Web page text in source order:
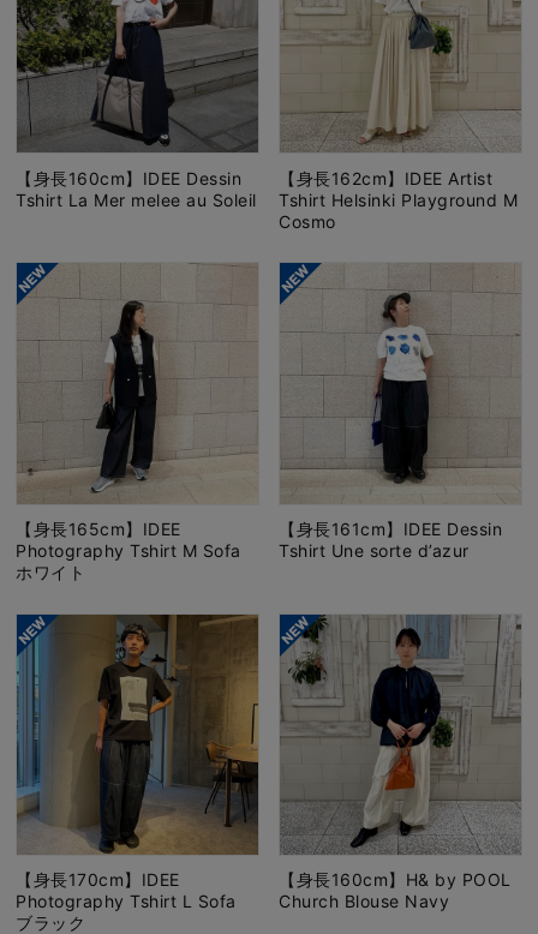
【身長160cm】IDEE Dessin
Tshirt La Mer melee au Soleil
【身長162cm】IDEE Artist
Tshirt Helsinki Playground M
Cosmo
【身長165cm】IDEE
Photography Tshirt M Sofa
ホワイト
【身長161cm】IDEE Dessin
Tshirt Une sorte d’azur
【身長170cm】IDEE
Photography Tshirt L Sofa
ブラック
【身長160cm】H& by POOL
Church Blouse Navy